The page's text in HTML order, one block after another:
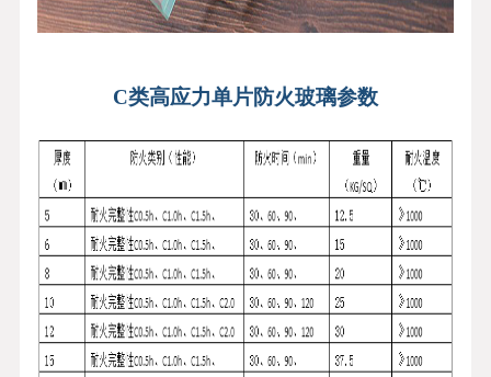
C类高应力单片防火玻璃参数